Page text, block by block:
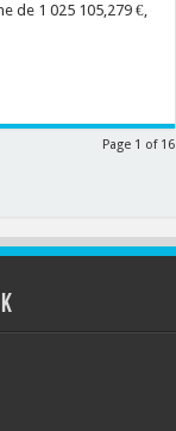
de 1 025 105,279 €,
Page 1 of 16